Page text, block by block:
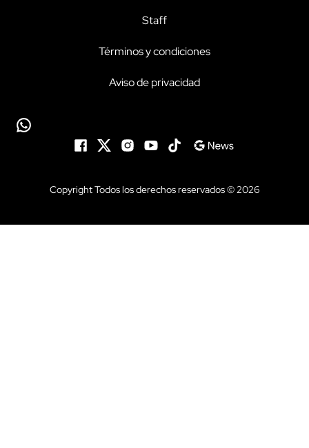
Staff
Términos y condiciones
Aviso de privacidad
Copyright Todos los derechos reservados © 2026